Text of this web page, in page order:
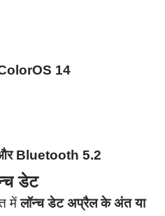
14
और Bluetooth 5.2
डेट
मेंलॉन्च डेट अप्रैल के अंत या